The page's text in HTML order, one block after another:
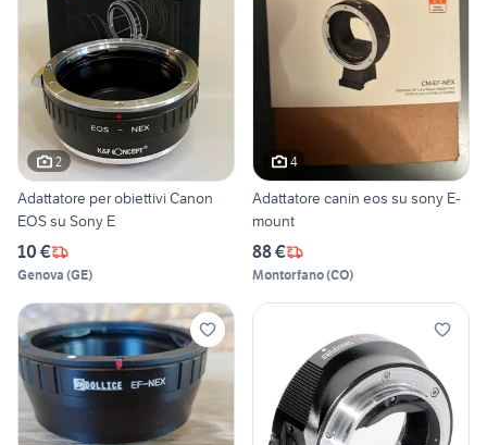
2
Adattatore per obiettivi Canon
EOS su Sony E
10 €
Genova (GE)
4
Adattatore canin eos su sony E-
mount
88 €
Montorfano(CO)